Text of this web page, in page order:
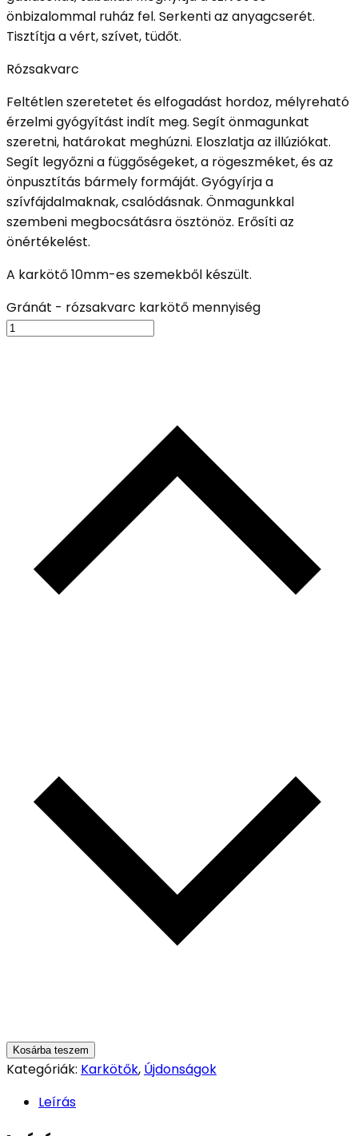
önbizalommal ruház fel. Serkenti az anyagcserét.
Tisztítja a vért, szívet, tüdőt.
Rózsakvarc
Feltétlen szeretetet és elfogadást hordoz, mélyreható
érzelmi gyógyítást indít meg. Segít önmagunkat
szeretni, határokat meghúzni. Eloszlatja az illúziókat.
Segít legyőzni a függőségeket, a rögeszméket, és az
önpusztítás bármely formáját. Gyógyírja a
szívfájdalmaknak, csalódásnak. Önmagunkkal
szembeni megbocsátásra ösztönöz. Erősíti az
önértékelést.
A karkötő 10mm-es szemekből készült.
Gránát - rózsakvarc karkötő mennyiség
Kosárba teszem
Kategóriák: Karkötők, Újdonságok
Leírás